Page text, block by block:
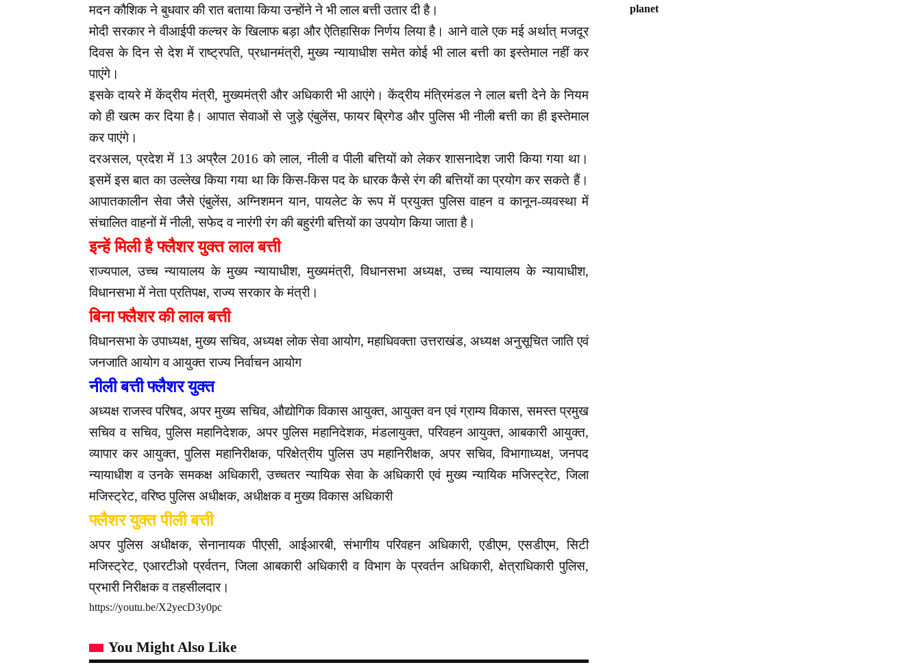
मदन कौशिक ने बुधवार की रात बताया किया उन्होंने ने भी लाल बत्ती उतार दी है।
मोदी सरकार ने वीआईपी कल्चर के खिलाफ बड़ा और ऐतिहासिक निर्णय लिया है। आने वाले एक मई अर्थात् मजदूर
दिवस के दिन से देश में राष्ट्रपति, प्रधानमंत्री, मुख्य न्यायाधीश समेत कोई भी लाल बत्ती का इस्तेमाल नहीं कर
पाएंगे।
इसके दायरे में केंद्रीय मंत्री, मुख्यमंत्री और अधिकारी भी आएंगे। केंद्रीय मंत्रिमंडल ने लाल बत्ती देने के नियम
को ही खत्म कर दिया है। आपात सेवाओं से जुड़े एंबुलेंस, फायर ब्रिगेड और पुलिस भी नीली बत्ती का ही इस्तेमाल
कर पाएंगे।
दरअसल, प्रदेश में 13 अप्रैल 2016 को लाल, नीली व पीली बत्तियों को लेकर शासनादेश जारी किया गया था।
इसमें इस बात का उल्लेख किया गया था कि किस-किस पद के धारक कैसे रंग की बत्तियों का प्रयोग कर सकते हैं।
आपातकालीन सेवा जैसे एंबुलेंस, अग्निशमन यान, पायलेट के रूप में प्रयुक्त पुलिस वाहन व कानून-व्यवस्था में
संचालित वाहनों में नीली, सफेद व नारंगी रंग की बहुरंगी बत्तियों का उपयोग किया जाता है।
इन्हें मिली है फ्लैशर युक्त लाल बत्ती
राज्यपाल, उच्च न्यायालय के मुख्य न्यायाधीश, मुख्यमंत्री, विधानसभा अध्यक्ष, उच्च न्यायालय के न्यायाधीश,
विधानसभा में नेता प्रतिपक्ष, राज्य सरकार के मंत्री।
बिना फ्लैशर की लाल बत्ती
विधानसभा के उपाध्यक्ष, मुख्य सचिव, अध्यक्ष लोक सेवा आयोग, महाधिवक्ता उत्तराखंड, अध्यक्ष अनुसूचित जाति एवं
जनजाति आयोग व आयुक्त राज्य निर्वाचन आयोग
नीली बत्ती फ्लैशर युक्त
अध्यक्ष राजस्व परिषद, अपर मुख्य सचिव, औद्योगिक विकास आयुक्त, आयुक्त वन एवं ग्राम्य विकास, समस्त प्रमुख
सचिव व सचिव, पुलिस महानिदेशक, अपर पुलिस महानिदेशक, मंडलायुक्त, परिवहन आयुक्त, आबकारी आयुक्त,
व्यापार कर आयुक्त, पुलिस महानिरीक्षक, परिक्षेत्रीय पुलिस उप महानिरीक्षक, अपर सचिव, विभागाध्यक्ष, जनपद
न्यायाधीश व उनके समकक्ष अधिकारी, उच्चतर न्यायिक सेवा के अधिकारी एवं मुख्य न्यायिक मजिस्ट्रेट, जिला
मजिस्ट्रेट, वरिष्ठ पुलिस अधीक्षक, अधीक्षक व मुख्य विकास अधिकारी
फ्लैशर युक्त पीली बत्ती
अपर पुलिस अधीक्षक, सेनानायक पीएसी, आईआरबी, संभागीय परिवहन अधिकारी, एडीएम, एसडीएम, सिटी
मजिस्ट्रेट, एआरटीओ प्रर्वतन, जिला आबकारी अधिकारी व विभाग के प्रवर्तन अधिकारी, क्षेत्राधिकारी पुलिस,
प्रभारी निरीक्षक व तहसीलदार।
https://youtu.be/X2yecD3y0pc
You Might Also Like
planet